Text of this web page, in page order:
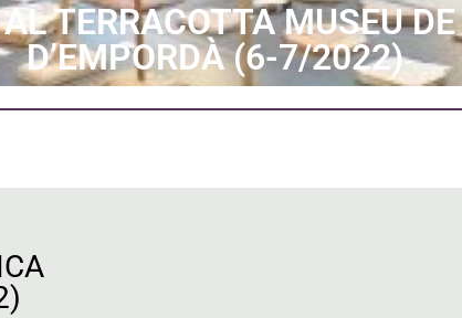
TERRACOTTA MUSEU
D’EMPORDÀ (6-7/2022)